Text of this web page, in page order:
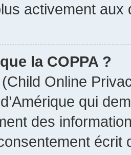
activement
la COPPA ?
Online
qui
des
écrit